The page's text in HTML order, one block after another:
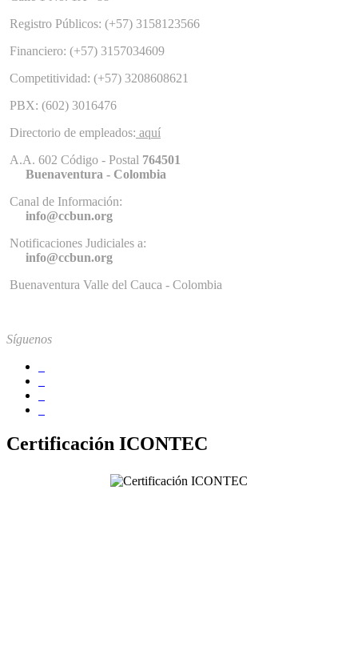
Registro Públicos: (+57) 3158123566
Financiero: (+57) 3157034609
Competitividad: (+57) 3208608621
PBX: (602) 3016476
Directorio de empleados: aquí
A.A. 602 Código - Postal 764501
Buenaventura - Colombia
Canal de Información:
info@ccbun.org
Notificaciones Judiciales a:
info@ccbun.org
Buenaventura Valle del Cauca - Colombia
Síguenos
Certificación ICONTEC